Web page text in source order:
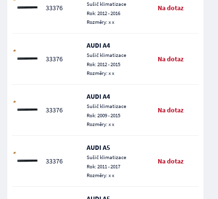
33376
Sušič klimatizace
Rok: 2012 - 2016
Rozměry: x x
Na dotaz
33376
AUDI A4
Sušič klimatizace
Rok: 2012 - 2015
Rozměry: x x
Na dotaz
33376
AUDI A4
Sušič klimatizace
Rok: 2009 - 2015
Rozměry: x x
Na dotaz
33376
AUDI A5
Sušič klimatizace
Rok: 2011 - 2017
Rozměry: x x
Na dotaz